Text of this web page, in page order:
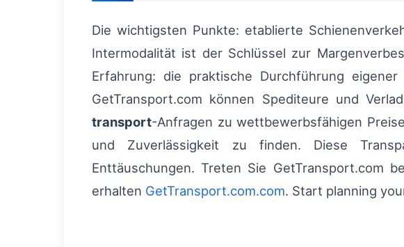
Die wichtigsten Punkte: etablierte
Intermodalität ist der Schlüssel zur
Erfahrung: die praktische Durchführung
GetTransport.com können Spediteure und
transport-Anfragen zu wettbewerbsfähigen
und Zuverlässigkeit zu finden. Diese
Enttäuschungen. Treten Sie GetTransport.com
erhalten GetTransport.com.com. Start planning